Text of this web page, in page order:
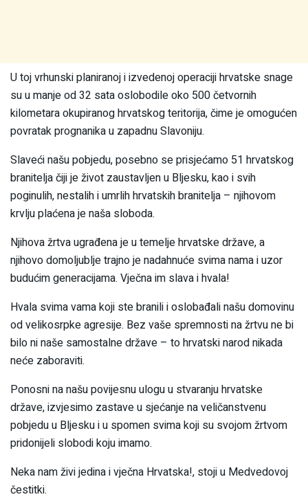
U toj vrhunski planiranoj i izvedenoj operaciji hrvatske snage
su u manje od 32 sata oslobodile oko 500 četvornih
kilometara okupiranog hrvatskog teritorija, čime je omogućen
povratak prognanika u zapadnu Slavoniju.
Slaveći našu pobjedu, posebno se prisjećamo 51 hrvatskog
branitelja čiji je život zaustavljen u Bljesku, kao i svih
poginulih, nestalih i umrlih hrvatskih branitelja – njihovom
krvlju plaćena je naša sloboda.
Njihova žrtva ugrađena je u temelje hrvatske države, a
njihovo domoljublje trajno je nadahnuće svima nama i uzor
budućim generacijama. Vječna im slava i hvala!
Hvala svima vama koji ste branili i oslobađali našu domovinu
od velikosrpke agresije. Bez vaše spremnosti na žrtvu ne bi
bilo ni naše samostalne države – to hrvatski narod nikada
neće zaboraviti.
Ponosni na našu povijesnu ulogu u stvaranju hrvatske
države, izvjesimo zastave u sjećanje na veličanstvenu
pobjedu u Bljesku i u spomen svima koji su svojom žrtvom
pridonijeli slobodi koju imamo.
Neka nam živi jedina i vječna Hrvatska!, stoji u Medvedovoj
čestitki.